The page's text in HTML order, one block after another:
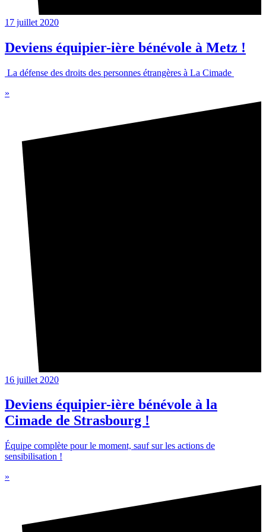
17 juillet 2020
Deviens équipier-ière bénévole à Metz !
La défense des droits des personnes étrangères à La Cimade
»
16 juillet 2020
Deviens équipier-ière bénévole à la
Cimade de Strasbourg !
Équipe complète pour le moment, sauf sur les actions de
sensibilisation !
»